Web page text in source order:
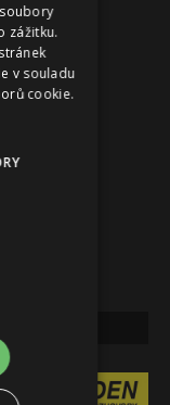
zážitku.
v souladu
cookie.